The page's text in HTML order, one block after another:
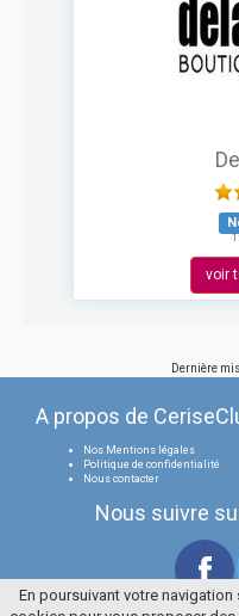
1
voir
Dernière
A propos de
Nos Mentions légales
Politique de confidentialité
Nous contacter
Nous suivre
En poursuivant votre